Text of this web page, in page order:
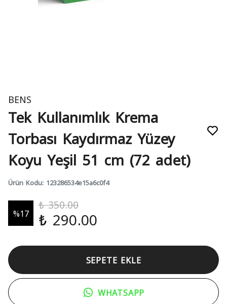
BENS
Tek Kullanımlık Krema
Torbası Kaydırmaz Yüzey
Koyu Yeşil 51 cm (72 adet)
Ürün Kodu: 123286534e15a6c0f4
%17
₺ 350.00
₺ 290.00
SEPETE EKLE
WHATSAPP